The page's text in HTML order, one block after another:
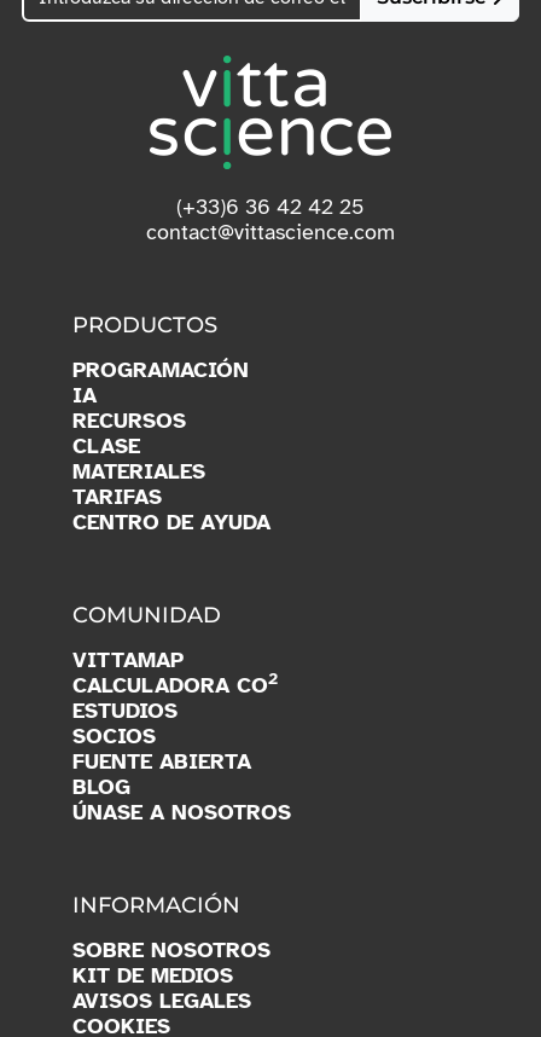
(+33)6 36 42 42 25
contact@vittascience.com
PRODUCTOS
PROGRAMACIÓN
IA
RECURSOS
CLASE
MATERIALES
TARIFAS
CENTRO DE AYUDA
COMUNIDAD
VITTAMAP
CALCULADORA CO2
ESTUDIOS
SOCIOS
FUENTE ABIERTA
BLOG
ÚNASE A NOSOTROS
INFORMACIÓN
SOBRE NOSOTROS
KIT DE MEDIOS
AVISOS LEGALES
COOKIES